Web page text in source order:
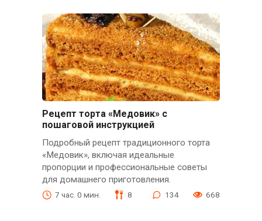
Рецепт торта «Медовик» с
пошаговой инструкцией
Подробный рецепт традиционного торта
«Медовик», включая идеальные
пропорции и профессиональные советы
для домашнего приготовления.
7 час. 0 мин. 8 134 668